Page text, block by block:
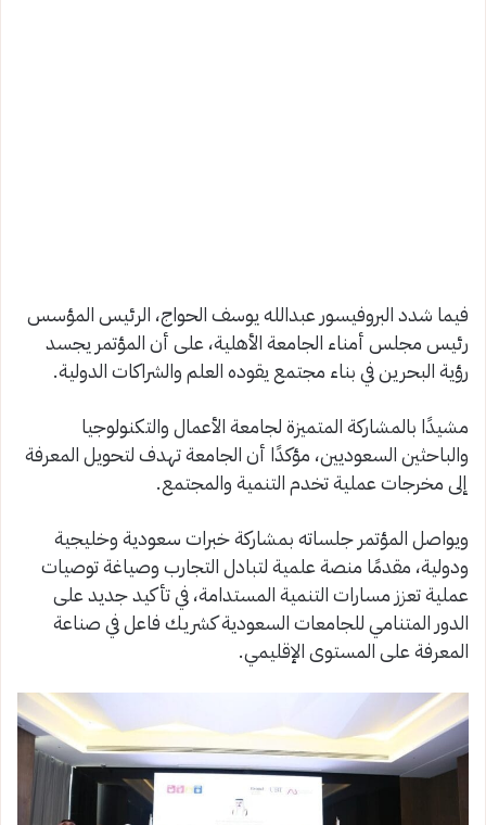
فيما شدد البروفيسور عبدالله يوسف الحواج، الرئيس المؤسس
رئيس مجلس أمناء الجامعة الأهلية، على أن المؤتمر يجسد
رؤية البحرين في بناء مجتمع يقوده العلم والشراكات الدولية.
مشيدًا بالمشاركة المتميزة لجامعة الأعمال والتكنولوجيا
والباحثين السعوديين، مؤكدًا أن الجامعة تهدف لتحويل المعرفة
إلى مخرجات عملية تخدم التنمية والمجتمع.
ويواصل المؤتمر جلساته بمشاركة خبرات سعودية وخليجية
ودولية، مقدمًا منصة علمية لتبادل التجارب وصياغة توصيات
عملية تعزز مسارات التنمية المستدامة، في تأكيد جديد على
الدور المتنامي للجامعات السعودية كشريك فاعل في صناعة
المعرفة على المستوى الإقليمي.